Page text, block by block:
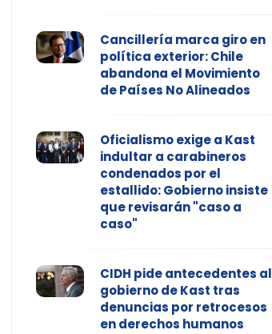
Cancillería marca giro en
política exterior: Chile
abandona el Movimiento
de Países No Alineados
Oficialismo exige a Kast
indultar a carabineros
condenados por el
estallido: Gobierno insiste
que revisarán "caso a
caso"
CIDH pide antecedentes al
gobierno de Kast tras
denuncias por retrocesos
en derechos humanos